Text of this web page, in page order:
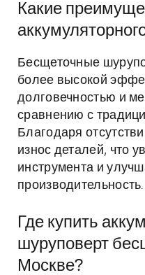
Какие
Бесщеточные
более высокой
долговечностью и
сравнению с
Благодаря
износ деталей, что
инструмента и
производительность.
Где купить
шуруповерт
Москве?